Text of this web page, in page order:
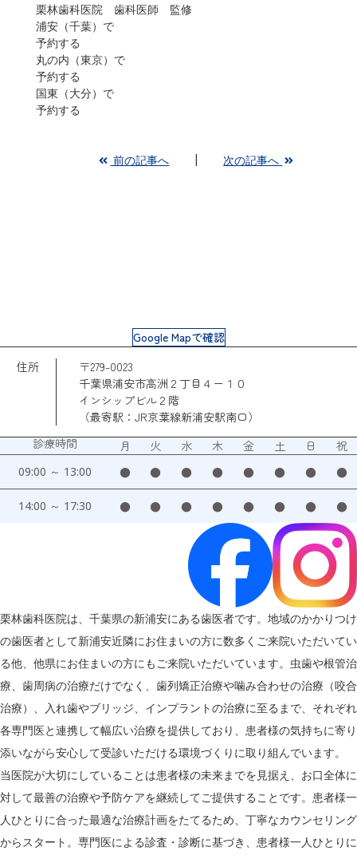
栗林歯科医院 歯科医師 監修
浦安（千葉）で
予約する
丸の内（東京）で
予約する
国東（大分）で
予約する
前の記事へ 次の記事へ
Google Mapで確認
住所
〒279-0023
千葉県浦安市高洲２丁目４ー１０
インシップビル２階
（最寄駅：JR京葉線新浦安駅南口）
診療時間
月 火 水 木 金 土 日 祝
09:00 ～ 13:00 ● ● ● ● ● ● ● ●
14:00 ～ 17:30 ● ● ● ● ● ● ● ●
栗林歯科医院は、千葉県の新浦安にある歯医者です。地域のかかりつけ
の歯医者として新浦安近隣にお住まいの方に数多くご来院いただいてい
る他、他県にお住まいの方にもご来院いただいています。虫歯や根管治
療、歯周病の治療だけでなく、歯列矯正治療や噛み合わせの治療（咬合
治療）、入れ歯やブリッジ、インプラントの治療に至るまで、それぞれ
各専門医と連携して幅広い治療を提供しており、患者様の気持ちに寄り
添いながら安心して受診いただける環境づくりに取り組んでいます。
当医院が大切にしていることは患者様の未来までを見据え、お口全体に
対して最善の治療や予防ケアを継続してご提供することです。患者様一
人ひとりに合った最適な治療計画をたてるため、丁寧なカウンセリング
からスタート。専門医による診査・診断に基づき、患者様一人ひとりに